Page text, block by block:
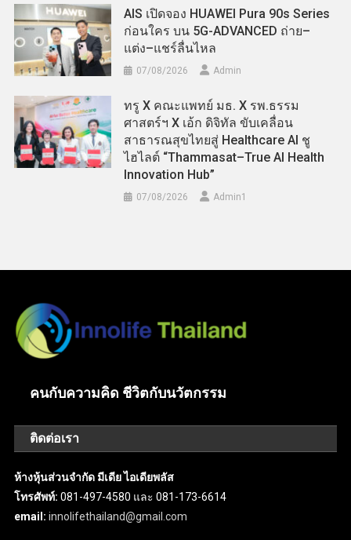
AIS เปิดจอง HUAWEI Pura 90s Series
ก่อนใคร บน 5G-ADVANCED ถ่าย–
แต่ง–แชร์ลื่นไหล
07/08/2026 Admin
ทรู X คณะแพทย์ มธ. X รพ.ธรรม
ศาสตร์ฯ X เอ้ก ดิจิทัล ขับเคลื่อน
สาธารณสุขไทยสู่ Healthcare AI ชู
ไฮไลต์ “Thammasat–True AI Health
Innovation Hub”
07/08/2026 Admin​1
คนกับความคิด ชีวิตกับนวัตกรรม
ติดต่อเรา
ห้างหุ้นส่วนจำกัด มีเดีย ไอเดียพลัส
โทรศัพท์: 081-497-4580 และ 081-173-6614
email: innolifethailand@gmail.com